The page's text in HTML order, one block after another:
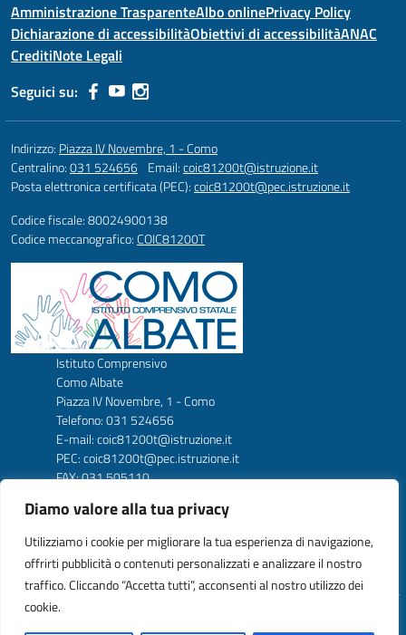
Diamo valore alla tua privacy
Utilizziamo i cookie per migliorare la tua esperienza di navigazione,
offrirti pubblicità o contenuti personalizzati e analizzare il nostro
traffico. Cliccando “Accetta tutti”, acconsenti al nostro utilizzo dei
cookie.
Amministrazione TrasparenteAlbo onlinePrivacy Policy
Dichiarazione di accessibilitàObiettivi di accessibilitàANAC
CreditiNote Legali
Seguici su:
Indirizzo: Piazza IV Novembre, 1 - Como
Centralino:031 524656 Email:coic81200t@istruzione.it
Posta elettronica certificata (PEC):coic81200t@pec.istruzione.it
Codice fiscale: 80024900138
Codice meccanografico:COIC81200T
Istituto Comprensivo
Como Albate
Piazza IV Novembre, 1 - Como
Telefono: 031 524656
E-mail: coic81200t@istruzione.it
PEC: coic81200t@pec.istruzione.it
FAX: 031 505110
Codice Fiscale: 80024900138
Codice amm. UFW1C2